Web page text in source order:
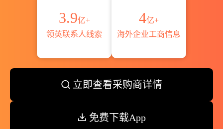
3.9亿+
领英联系人线索
4亿+
海外企业工商信息
立即查看采购商详情
免费下载App